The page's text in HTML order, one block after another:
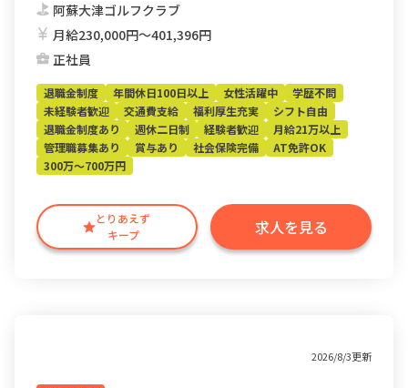
阿蘇大津ゴルフクラブ
月給230,000円〜401,396円
正社員
とりあえず
キープ
求人を見る
退職金制度 年間休日100日以上 女性活躍中
学歴不問
未経験者歓迎
交通費支給 福利厚生充実
シフト自由
退職金制度あり
週休二日制 経験者歓迎
月給21万以上
管理職募集あり
賞与あり 社会保険完備
AT免許OK
300万～700万円
2026/8/3更新